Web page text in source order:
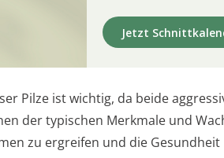
Jetzt
Pilze ist wichtig, da beide
der typischen Merkmale und
zu ergreifen und die Gesundheit